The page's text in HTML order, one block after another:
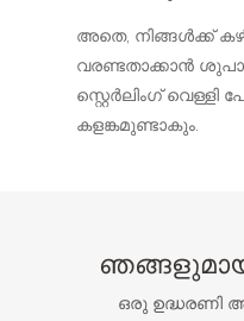
അതെ, നിങ്ങൾക്ക്
വരണ്ടതാക്കാൻ
സ്റ്റെർലിംഗ്
കളങ്കമുണ്ടാകും.
ഒരു ഉദ്ധരണി